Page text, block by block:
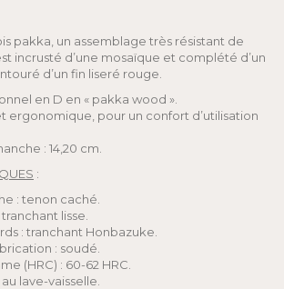
pakka, un assemblage très résistant de
incrusté d’une mosaïque et complété d’un
d’un fin liseré rouge.
en D en « pakka wood ».
ergonomique, pour un confort d’utilisation
: 14,20 cm.
:
: tenon caché.
lisse.
: tranchant Honbazuke.
: soudé.
(HRC) : 60-62 HRC.
lave-vaisselle.